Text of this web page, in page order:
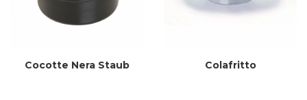
Cocotte Nera Staub Colafritto